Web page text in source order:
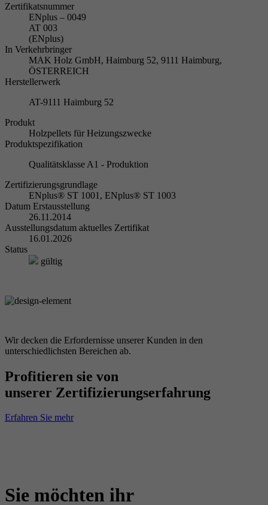
Zertifikatsnummer
ENplus – 0049
AT 003
(ENplus)
In Verkehrbringer
MAK Holz GmbH, Haimburg 52, 9111 Haimburg,
ÖSTERREICH
Herstellerwerk
AT-9111 Haimburg 52
Produkt
Holzpellets für Heizungszwecke
Produktspezifikation
Qualitätsklasse A1 - Produktion
Zertifizierungsgrundlage
ENplus® ST 1001, ENplus® ST 1003
Datum Erstausstellung
26.11.2014
Ausstellungsdatum aktuelles Zertifikat
16.01.2026
Status
gültig
Wir decken die Erfordernisse unserer Kunden in den
unterschiedlichsten Bereichen ab.
Profitieren sie von
unserer Zertifizierungserfahrung
Erfahren Sie mehr
Sie möchten ihr